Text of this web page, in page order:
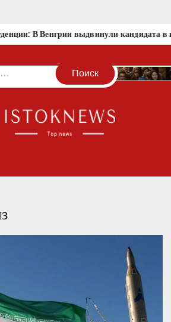
В Венгрии выдвинули кандидата в